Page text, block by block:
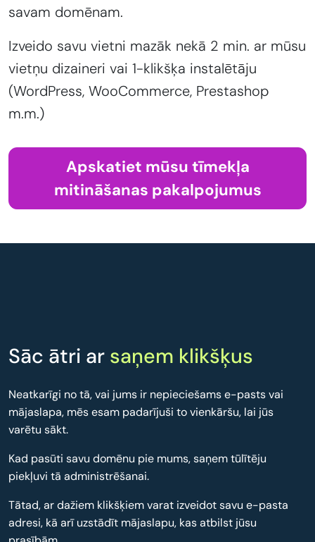
savam domēnam.
Izveido savu vietni mazāk nekā 2 min. ar mūsu
vietņu dizaineri vai 1-klikšķa instalētāju
(WordPress, WooCommerce, Prestashop
m.m.)
Apskatiet mūsu tīmekļa
mitināšanas pakalpojumus
Sāc ātri ar saņem klikšķus
Neatkarīgi no tā, vai jums ir nepieciešams e-pasts vai
mājaslapa, mēs esam padarījuši to vienkāršu, lai jūs
varētu sākt.
Kad pasūti savu domēnu pie mums, saņem tūlītēju
piekļuvi tā administrēšanai.
Tātad, ar dažiem klikšķiem varat izveidot savu e-pasta
adresi, kā arī uzstādīt mājaslapu, kas atbilst jūsu